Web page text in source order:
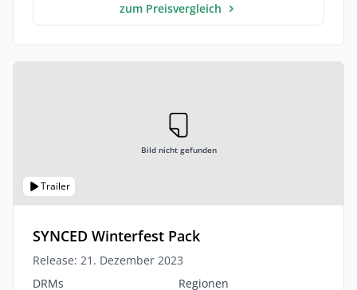
zum Preisvergleich
Trailer
Bild nicht gefunden
SYNCED Winterfest Pack
Release: 21. Dezember 2023
DRMs
Regionen